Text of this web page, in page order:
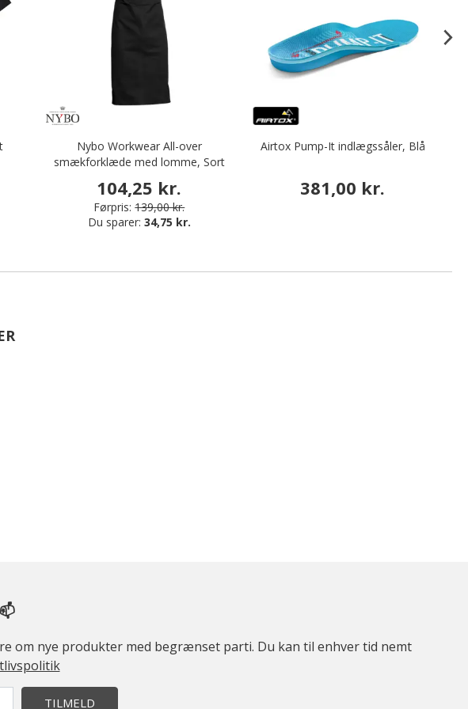
Nybo Workwear All-over
smækforklæde med lomme, Sort
104,25 kr.
Førpris: 139,00 kr.
Du sparer: 34,75 kr.
Airtox Pump-It indlægssåler, Blå
381,00 kr.
om nye produkter med begrænset parti. Du kan til enhver tid nemt
TILMELD